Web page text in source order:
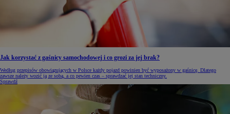
Jak korzystać z gaśnicy samochodowej i co grozi za jej brak?
Według przepisów obowiązujących w Polsce każdy pojazd powinien być wyposażony w gaśnicę. Dlatego
zawsze należy wozić ją ze sobą, a co pewien czas – sprawdzać jej stan techniczny.
Sprawdź